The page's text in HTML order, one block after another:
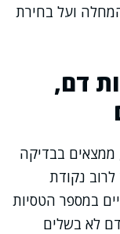
ועל בחירת
דם,
ממצאים בבדיקה
לרוב נקודת
במספר הטסיות
לא בשלים